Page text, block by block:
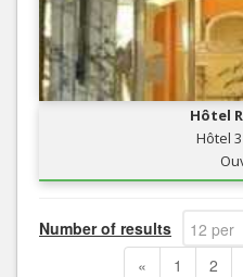
Hôtel
Hôtel
Number of results
12 per
page
« 1 2